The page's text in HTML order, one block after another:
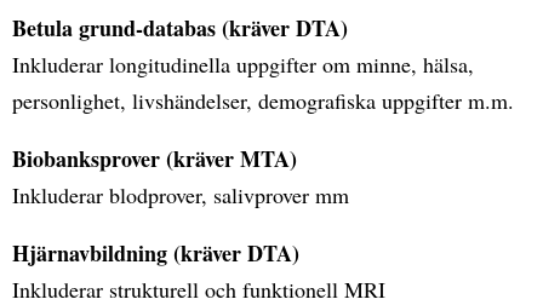
Betula grund-databas (kräver DTA)
Inkluderar longitudinella uppgifter om minne, hälsa,
personlighet, livshändelser, demografiska uppgifter m.m.
Biobanksprover (kräver MTA)
Inkluderar blodprover, salivprover mm
Hjärnavbildning (kräver DTA)
Inkluderar strukturell och funktionell MRI